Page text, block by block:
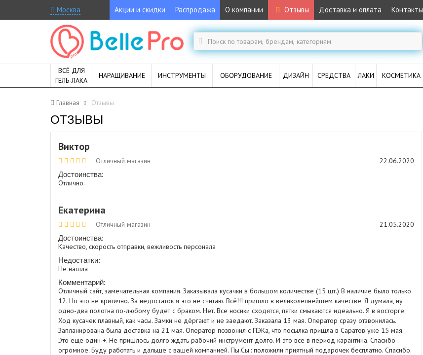
Москва Акции и скидки Распродажа О компании Отзывы Доставка и оплата Контакты
ВСЁ ДЛЯ
ГЕЛЬ-ЛАКА
НАРАЩИВАНИЕ ИНСТРУМЕНТЫ ОБОРУДОВАНИЕ ДИЗАЙН СРЕДСТВА ЛАКИ КОСМЕТИКА
Главная Отзывы
ОТЗЫВЫ
Виктор
Отличный магазин 22.06.2020
Достоинства:
Отлично.
Екатерина
Отличный магазин 21.05.2020
Достоинства:
Качество, скорость отправки, вежливость персонала
Недостатки:
Не нашла
Комментарий:
Отличный сайт, замечательная компания. Заказывала кусачки в большом количестве (15 шт.) В наличие было только
12. Но это не критично. За недостаток я это не считаю. Всё!!! пришло в великолепнейшем качестве. Я думала, ну
одно-два полотна по-любому будет с браком. Нет. Все носики сходятся, пятки смыкаются идеально. Я в восторге.
Ход кусачек плавный, как часы. Замки не дёргают и не заедают. Заказала 13 мая. Оператор сразу отзвонилась.
Запланирована была доставка на 21 мая. Оператор позвонил с ПЭКа, что посылка пришла в Саратов уже 15 мая.
Это еще один +. Не пришлось долго ждать рабочий инструмент долго. И это всё в период карантина. Спасибо
огромное. Буду работать и дальше с вашей компанией. Пы.Сы.: положили приятный подарочек бесплатно. Спасибо.